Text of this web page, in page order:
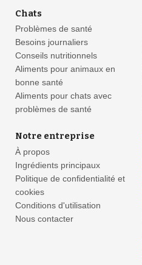
Chats
Problèmes de santé
Besoins journaliers
Conseils nutritionnels
Aliments pour animaux en
bonne santé
Aliments pour chats avec
problèmes de santé
Notre entreprise
À propos
Ingrédients principaux
Politique de confidentialité et
cookies
Conditions d'utilisation
Nous contacter